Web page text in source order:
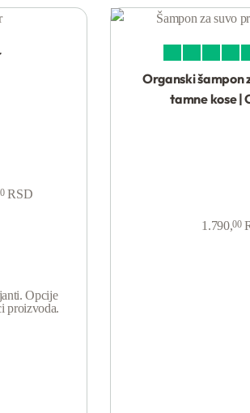
RSD
Opcije
proizvoda.
Organski šampon
tamne kose |
1.790,00